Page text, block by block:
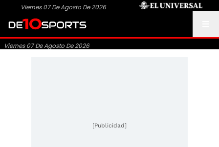
Viernes 07 De Agosto De 2026
Viernes 07 De Agosto De 2026
[Publicidad]